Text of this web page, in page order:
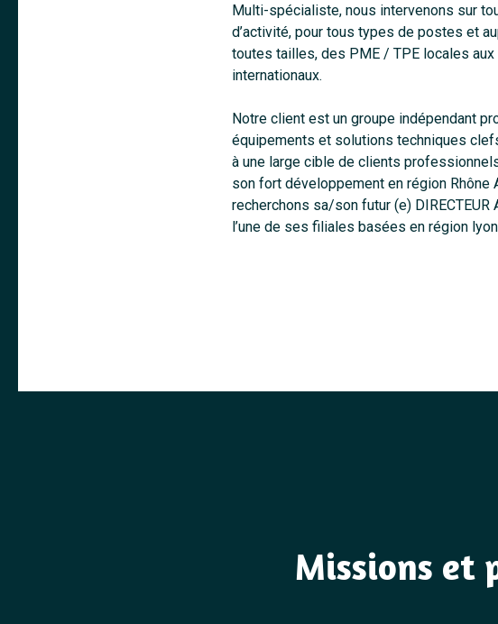
Multi-spécialiste, nous intervenons sur
d’activité, pour tous types de postes et
toutes tailles, des PME / TPE locales aux
internationaux.
Notre client est un groupe indépendant
équipements et solutions techniques
à une large cible de clients
son fort développement en région Rhône
recherchons sa/son futur (e) DIRECTEUR
l’une de ses filiales basées en région
Missions et